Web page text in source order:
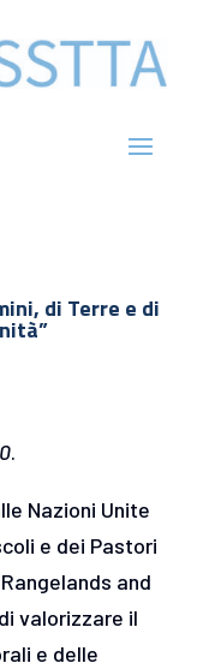
di Terre e di
.
Nazioni Unite
e dei Pastori
and
valorizzare il
e delle